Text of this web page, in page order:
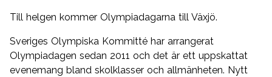
Till helgen kommer Olympiadagarna till Växjö.
Sveriges Olympiska Kommitté har arrangerat
Olympiadagen sedan 2011 och det är ett uppskattat
evenemang bland skolklasser och allmänheten. Nytt